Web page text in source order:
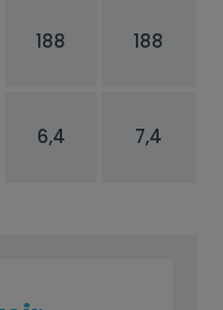
188 188
6,4 7,4